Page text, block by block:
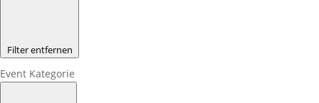
Filter entfernen
Event Kategorie